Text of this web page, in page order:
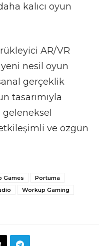
kalıcı oyun
AR/VR
nesil oyun
gerçeklik
tasarımıyla
ve özgün
Games
Portuma
Workup Gaming